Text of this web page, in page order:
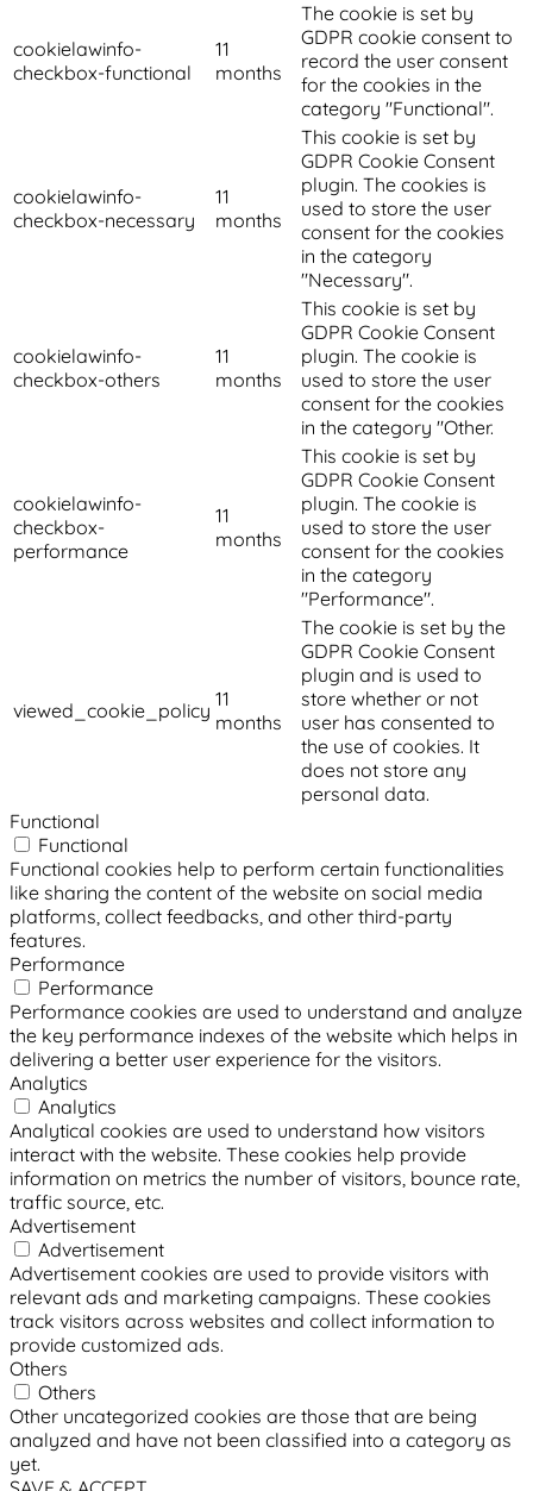
cookielawinfo-
checkbox-functional
11
months
The cookie is set by
GDPR cookie consent to
record the user consent
for the cookies in the
category "Functional".
cookielawinfo-
checkbox-necessary
11
months
This cookie is set by
GDPR Cookie Consent
plugin. The cookies is
used to store the user
consent for the cookies
in the category
"Necessary".
cookielawinfo-
checkbox-others
11
months
This cookie is set by
GDPR Cookie Consent
plugin. The cookie is
used to store the user
consent for the cookies
in the category "Other.
cookielawinfo-
checkbox-
performance
11
months
This cookie is set by
GDPR Cookie Consent
plugin. The cookie is
used to store the user
consent for the cookies
in the category
"Performance".
viewed_cookie_policy 11
months
The cookie is set by the
GDPR Cookie Consent
plugin and is used to
store whether or not
user has consented to
the use of cookies. It
does not store any
personal data.
Functional
Functional
Functional cookies help to perform certain functionalities
like sharing the content of the website on social media
platforms, collect feedbacks, and other third-party
features.
Performance
Performance
Performance cookies are used to understand and analyze
the key performance indexes of the website which helps in
delivering a better user experience for the visitors.
Analytics
Analytics
Analytical cookies are used to understand how visitors
interact with the website. These cookies help provide
information on metrics the number of visitors, bounce rate,
traffic source, etc.
Advertisement
Advertisement
Advertisement cookies are used to provide visitors with
relevant ads and marketing campaigns. These cookies
track visitors across websites and collect information to
provide customized ads.
Others
Others
Other uncategorized cookies are those that are being
analyzed and have not been classified into a category as
yet.